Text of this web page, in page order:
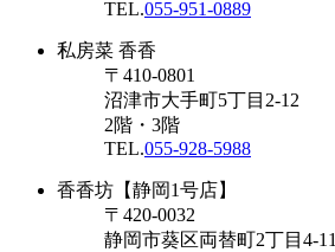
TEL.055-951-0889
私房菜 香香
〒410-0801
沼津市大手町5丁目2-12
2階・3階
TEL.055-928-5988
香香坊【静岡1号店】
〒420-0032
静岡市葵区両替町2丁目4-11